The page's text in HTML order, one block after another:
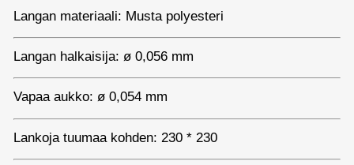
Langan materiaali: Musta polyesteri
Langan halkaisija: ø 0,056 mm
Vapaa aukko: ø 0,054 mm
Lankoja tuumaa kohden: 230 * 230